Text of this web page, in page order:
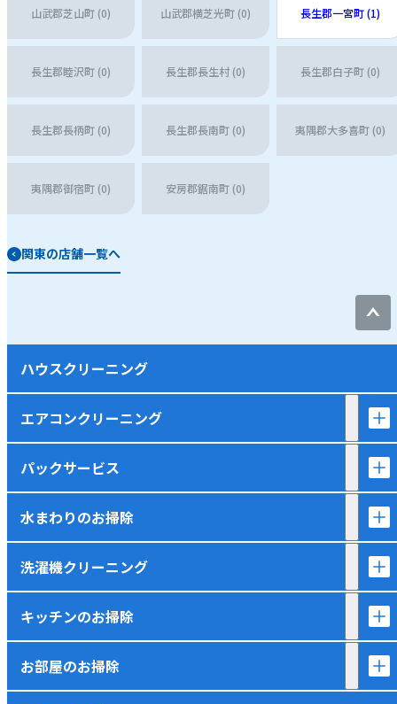
山武郡芝山町 (0) 山武郡横芝光町 (0) 長生郡一宮町 (1)
長生郡睦沢町 (0) 長生郡長生村 (0) 長生郡白子町 (0)
長生郡長柄町 (0) 長生郡長南町 (0) 夷隅郡大多喜町 (0)
夷隅郡御宿町 (0) 安房郡鋸南町 (0)
関東の店舗一覧へ
ハウスクリーニング
エアコンクリーニング
パックサービス
水まわりのお掃除
洗濯機クリーニング
キッチンのお掃除
お部屋のお掃除